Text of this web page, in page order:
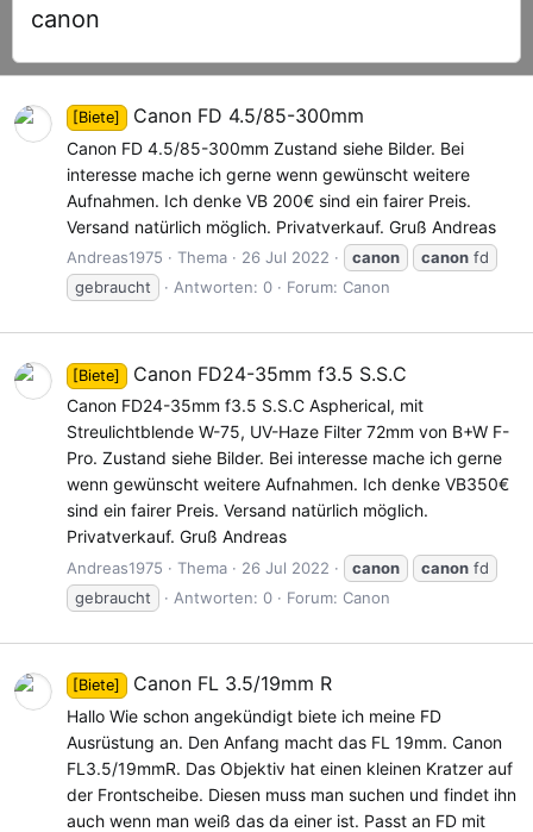
canon
[Biete] Canon FD 4.5/85-300mm
Canon FD 4.5/85-300mm Zustand siehe Bilder. Bei
interesse mache ich gerne wenn gewünscht weitere
Aufnahmen. Ich denke VB 200€ sind ein fairer Preis.
Versand natürlich möglich. Privatverkauf. Gruß Andreas
Andreas1975 Thema 26 Jul 2022 canon canon fd
gebraucht
Antworten: 0 Forum: Canon
[Biete] Canon FD24-35mm f3.5 S.S.C
Canon FD24-35mm f3.5 S.S.C Aspherical, mit
Streulichtblende W-75, UV-Haze Filter 72mm von B+W F-
Pro. Zustand siehe Bilder. Bei interesse mache ich gerne
wenn gewünscht weitere Aufnahmen. Ich denke VB350€
sind ein fairer Preis. Versand natürlich möglich.
Privatverkauf. Gruß Andreas
Andreas1975 Thema 26 Jul 2022 canon canon fd
gebraucht
Antworten: 0 Forum: Canon
[Biete] Canon FL 3.5/19mm R
Hallo Wie schon angekündigt biete ich meine FD
Ausrüstung an. Den Anfang macht das FL 19mm. Canon
FL3.5/19mmR. Das Objektiv hat einen kleinen Kratzer auf
der Frontscheibe. Diesen muss man suchen und findet ihn
auch wenn man weiß das da einer ist. Passt an FD mit